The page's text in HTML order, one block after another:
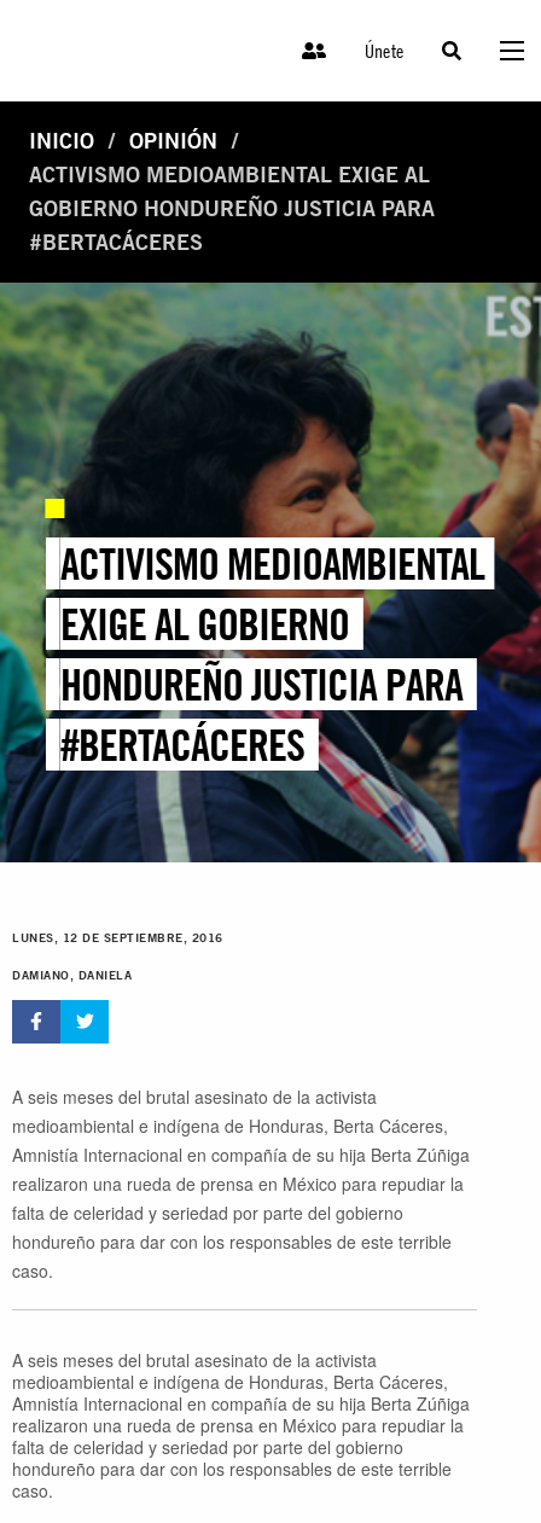
Únete
INICIO
OPINIÓN
ACTIVISMO MEDIOAMBIENTAL EXIGE AL
GOBIERNO HONDUREÑO JUSTICIA PARA
#BERTACÁCERES
ACTIVISMO MEDIOAMBIENTAL
EXIGE AL GOBIERNO
HONDUREÑO JUSTICIA PARA
#BERTACÁCERES
LUNES, 12 DE SEPTIEMBRE, 2016
DAMIANO, DANIELA
A seis meses del brutal asesinato de la activista
medioambiental e indígena de Honduras, Berta Cáceres,
Amnistía Internacional en compañía de su hija Berta Zúñiga
realizaron una rueda de prensa en México para repudiar la
falta de celeridad y seriedad por parte del gobierno
hondureño para dar con los responsables de este terrible
caso.
A seis meses del brutal asesinato de la activista
medioambiental e indígena de Honduras, Berta Cáceres,
Amnistía Internacional en compañía de su hija Berta Zúñiga
realizaron una rueda de prensa en México para repudiar la
falta de celeridad y seriedad por parte del gobierno
hondureño para dar con los responsables de este terrible
caso.